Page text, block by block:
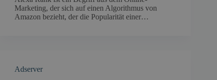
Marketing, der sich auf einen Algorithmus von
Amazon bezieht, der die Popularität einer…
Adserver